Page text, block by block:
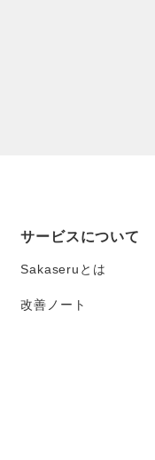
サービスについて
Sakaseruとは
改善ノート